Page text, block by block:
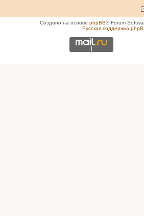
Создано на основе phpBB® Forum
Русская поддержка